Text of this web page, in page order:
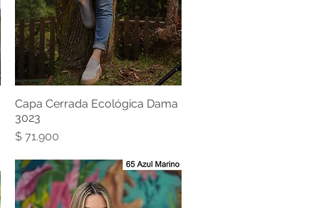
Capa Cerrada Ecológica Dama
3023
Precio
$ 71.900